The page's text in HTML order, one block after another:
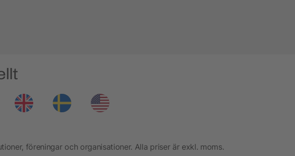
föreningar och organisationer. Alla priser är exkl. moms.